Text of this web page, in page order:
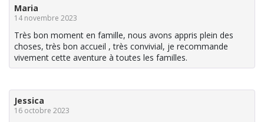
Maria
14 novembre 2023
Très bon moment en famille, nous avons appris plein des
choses, très bon accueil , très convivial, je recommande
vivement cette aventure à toutes les familles.
Jessica
16 octobre 2023